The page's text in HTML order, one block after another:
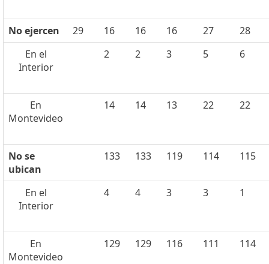
No ejercen 29 16 16 16 27
28
En el
Interior
2 2 3 5 6
En
Montevideo
14 14 13 22 22
No se
ubican
133 133 119 114 115
En el
Interior
4 4 3 3 1
En
Montevideo
129 129 116 111 114